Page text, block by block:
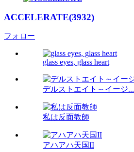
ACCELERATE(3932)
フォロー
glass eyes, glass heart
デルストエイト～イージ...
私は反面教師
アハアハ天国II